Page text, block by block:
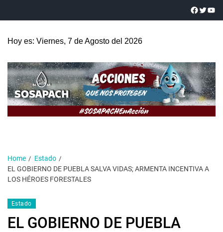
Hoy es: Viernes, 7 de Agosto del 2026
Home
Estado
EL GOBIERNO DE PUEBLA SALVA VIDAS; ARMENTA INCENTIVA A
LOS HÉROES FORESTALES
Estado
EL GOBIERNO DE PUEBLA